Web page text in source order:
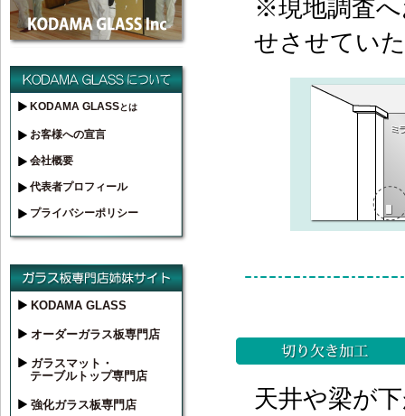
※現地調査へ
せさせてい
天井や梁が
KODAMA GLASSとは
お客様への宣言
会社概要
代表者プロフィール
プライバシーポリシー
KODAMA GLASS
オーダーガラス板専門店
ガラスマット・
テーブルトップ専門店
強化ガラス板専門店